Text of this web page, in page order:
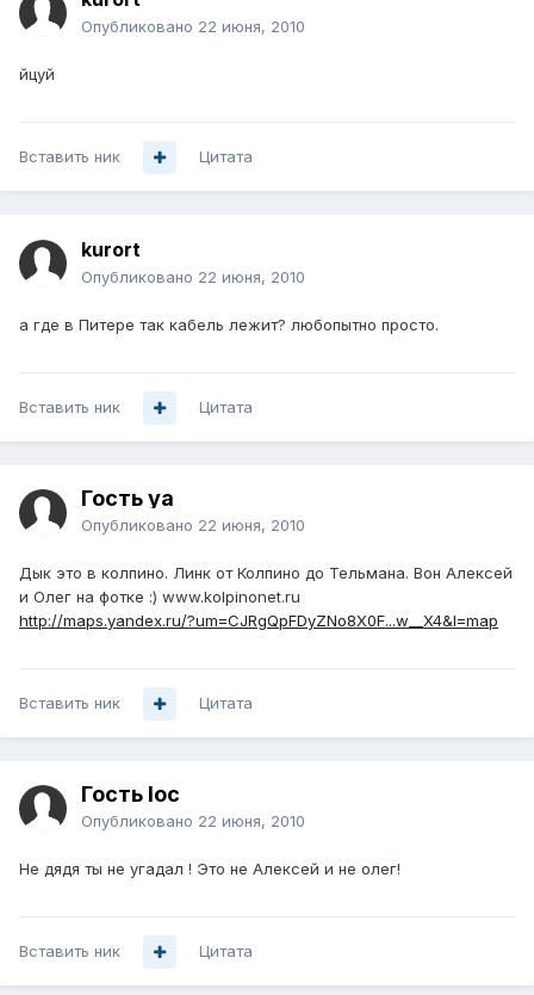
Опубликовано 22 июня, 2010
йцуй
Вставить ник Цитата
kurort
Опубликовано 22 июня, 2010
а где в Питере так кабель лежит? любопытно просто.
Вставить ник Цитата
Гость ya
Опубликовано 22 июня, 2010
Дык это в колпино. Линк от Колпино до Тельмана. Вон Алексей
и Олег на фотке :) www.kolpinonet.ru
http://maps.yandex.ru/?um=CJRgQpFDyZNo8X0F...w__X4&l=map
Вставить ник Цитата
Гость loc
Опубликовано 22 июня, 2010
Не дядя ты не угадал ! Это не Алексей и не олег!
Вставить ник Цитата